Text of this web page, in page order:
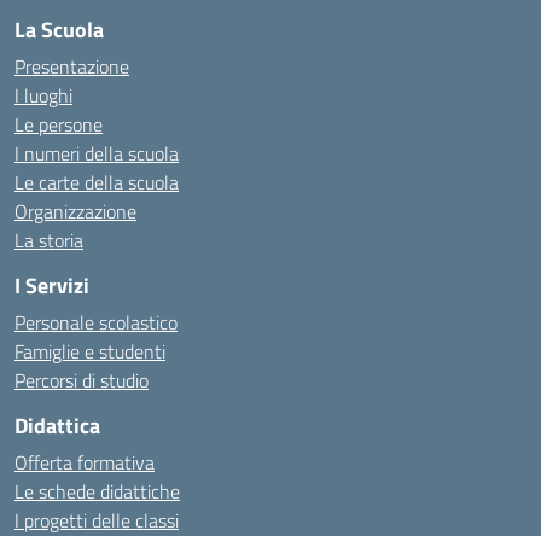
La Scuola
Presentazione
I luoghi
Le persone
I numeri della scuola
Le carte della scuola
Organizzazione
La storia
I Servizi
Personale scolastico
Famiglie e studenti
Percorsi di studio
Didattica
Offerta formativa
Le schede didattiche
I progetti delle classi